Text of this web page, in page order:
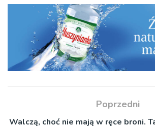
Poprzedni
Walczą, choć nie mają w ręce broni.